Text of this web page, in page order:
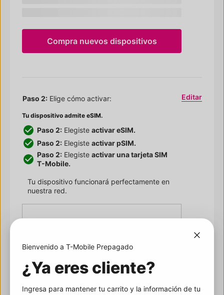
Compra nuevos dispositivos
Paso 2: Elige cómo activar:
Tu dispositivo admite eSIM.
Paso 2: Elegiste activar eSIM.
Paso 2: Elegiste activar pSIM.
Paso 2: Elegiste activar una tarjeta SIM
T-Mobile.
Tu dispositivo funcionará perfectamente en
nuestra red.
dispositivo en la red de
T-Mobile
Ingresa el ICCID de tu tarjeta SIM deT-Mobile
Editar
Bienvenido a T-Mobile Prepagado
¿Ya eres cliente?
Ingresa para mantener tu carrito y la información de tu